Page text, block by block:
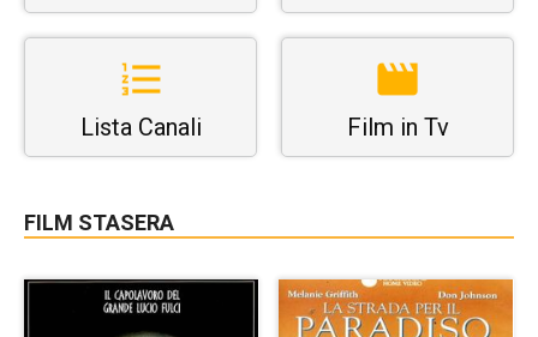
Lista Canali Film in Tv
FILM STASERA